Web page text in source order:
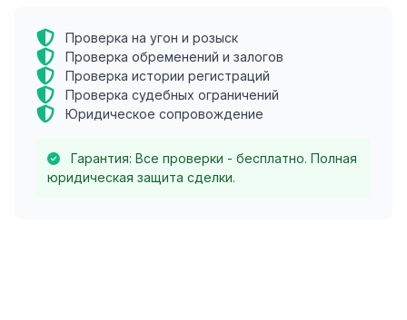
Проверка на угон и розыск
Проверка обременений и залогов
Проверка истории регистраций
Проверка судебных ограничений
Юридическое сопровождение
Гарантия: Все проверки - бесплатно. Полная
юридическая защита сделки.